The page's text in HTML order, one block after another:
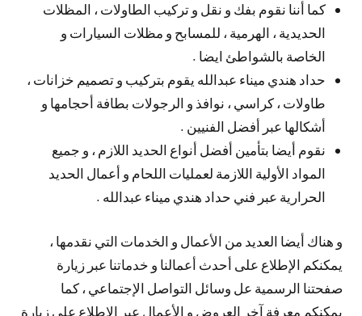
كما أننا نقوم بفك و نقل و تركيب الطاولات ، المظلات
الحديدية ، الهرمية ، للمسابح و مظلات السيارات و
الخاصة بالشواطئ ايضا .
حداد هندي ميناء عبدالله يقوم بتركيب و تصميم خزانات ،
طاولات ، كراسي ، نوافذ و الرجولات بطافة أحجامها و
أشكالها عبر أفضل الفنيين .
نقوم أيضا بتأمين أفضل أنواع الحديد اللازم ، و جميع
المواد الأولية اللازمة لعمليات اللحام و أعمال الحديد
الحرارية عبر فني حداد هندي ميناء عبدالله .
و هناك أيضا العديد من الأعمال و الخدمات التي نقدمها ،
يمكنكم الإطلاع على أحدث أعمالنا و خدماتنا عبر زيارة
صفحتنا الرسمية عل وسائل التواصل الإجتماعي ، كما
يمكنكم معرفة آخر العروض و الأعمال عبر الإطلاع على زيارة